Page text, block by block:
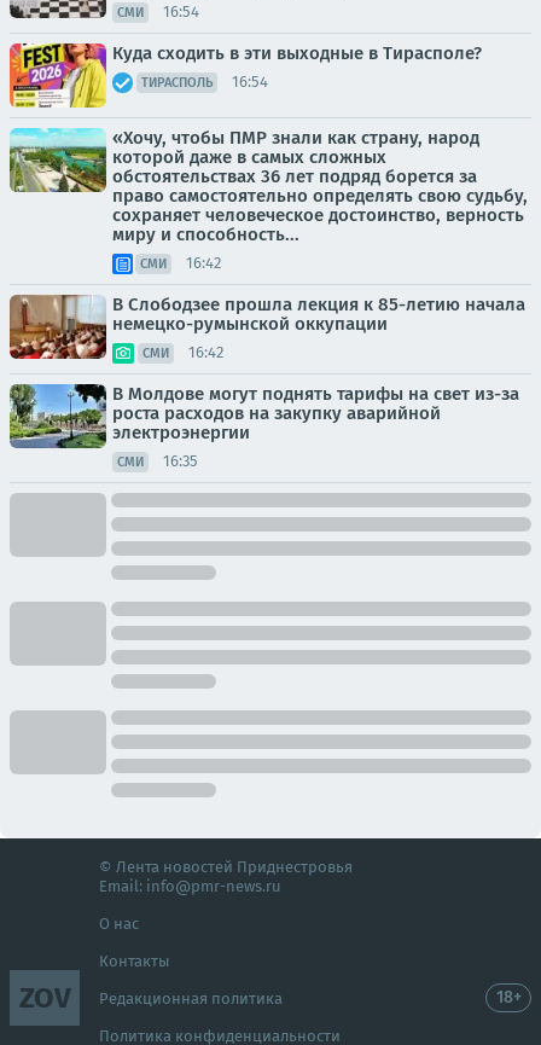
СМИ 16:54
Куда сходить в эти выходные в Тирасполе?
ТИРАСПОЛЬ 16:54
«Хочу, чтобы ПМР знали как страну, народ
которой даже в самых сложных
обстоятельствах 36 лет подряд борется за
право самостоятельно определять свою судьбу,
сохраняет человеческое достоинство, верность
миру и способность...
СМИ 16:42
В Слободзее прошла лекция к 85-летию начала
немецко-румынской оккупации
СМИ 16:42
В Молдове могут поднять тарифы на свет из-за
роста расходов на закупку аварийной
электроэнергии
СМИ 16:35
ZOV
© Лента новостей Приднестровья
Email: info@pmr-news.ru
О нас
Контакты
Редакционная политика
Политика конфиденциальности
18+